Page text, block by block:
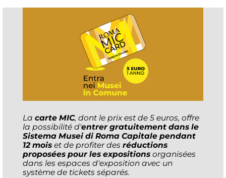
La carte MIC, dont le prix est de 5 euros, offre
la possibilité d'entrer gratuitement dans le
Sistema Musei di Roma Capitale pendant
12 mois et de profiter des réductions
proposées pour les expositions organisées
dans les espaces d'exposition avec un
système de tickets séparés.